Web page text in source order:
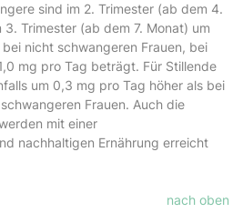
sind im 2. Trimester (ab dem 4.
Trimester (ab dem 7. Monat) um
nicht schwangeren Frauen, bei
mg pro Tag beträgt. Für Stillende
um 0,3 mg pro Tag höher als bei
Frauen. Auch die
mit einer
nachhaltigen Ernährung erreicht
nach oben